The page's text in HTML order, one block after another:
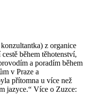
z organice
během těhotenství,
a poradím během
v Praze a
přítomna u více než
jazyce.“ Více o Zuzce: